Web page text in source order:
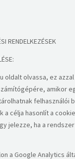
RENDELKEZÉSEK
oldalt olvassa, ez
amikor
felhasználói
a célja hasonlít a
jelezze, ha a
a Google Analytics